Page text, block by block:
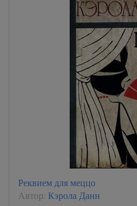
Реквием для меццо
Автор: Кэрола Данн